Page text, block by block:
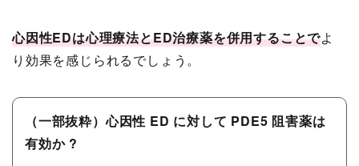
心因性EDは心理療法とED治療薬を併用することでよ
り効果を感じられるでしょう。
（一部抜粋）心因性 ED に対して PDE5 阻害薬は
有効か ?